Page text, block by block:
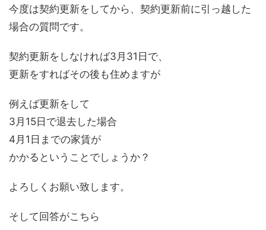
今度は契約更新をしてから、契約更新前に引っ越した
場合の質問です。
契約更新をしなければ3月31日で、
更新をすればその後も住めますが
例えば更新をして
3月15日で退去した場合
4月1日までの家賃が
かかるということでしょうか？
よろしくお願い致します。
そして回答がこちら